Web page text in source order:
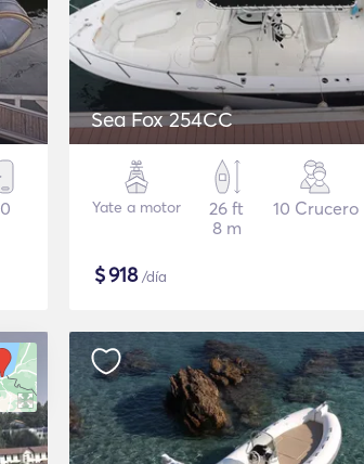
0
Sea Fox 254CC
Yate a motor
26 ft
8 m
10 Crucero
$918/día